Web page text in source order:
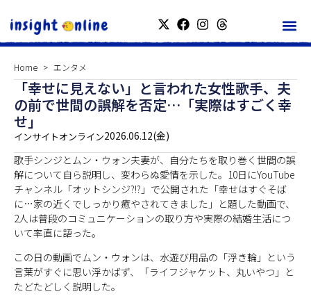
Home エンタメ
「幸せに見えない」と言われた女性歌手、夫
の前で世間の誤解を否定…「実際はすごく幸
せ」
インサイトオンライン2026.06.12(金)
歌手シンジとムン・ウォン夫妻が、自分たちを取り巻く世間の誤
解について自ら説明し、変わらぬ愛情を示した。10日にYouTube
チャンネル「オットシンジ?!?」で公開された「幸せはすぐそば
に…家の近くでしっかり癒やされてきました」と題した動画で、
2人は普段のコミュニケーションの取り方や実際の結婚生活につ
いて率直に語った。
この日の動画でムン・ウォンは、水遊び用品の「浮き輪」という
言葉がすぐに思い浮かばず、「ライフジャケット、丸いやつ」と
たどたどしく説明した。